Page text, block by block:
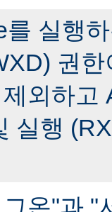
를 실행
권
외하고
실행
온"과 "